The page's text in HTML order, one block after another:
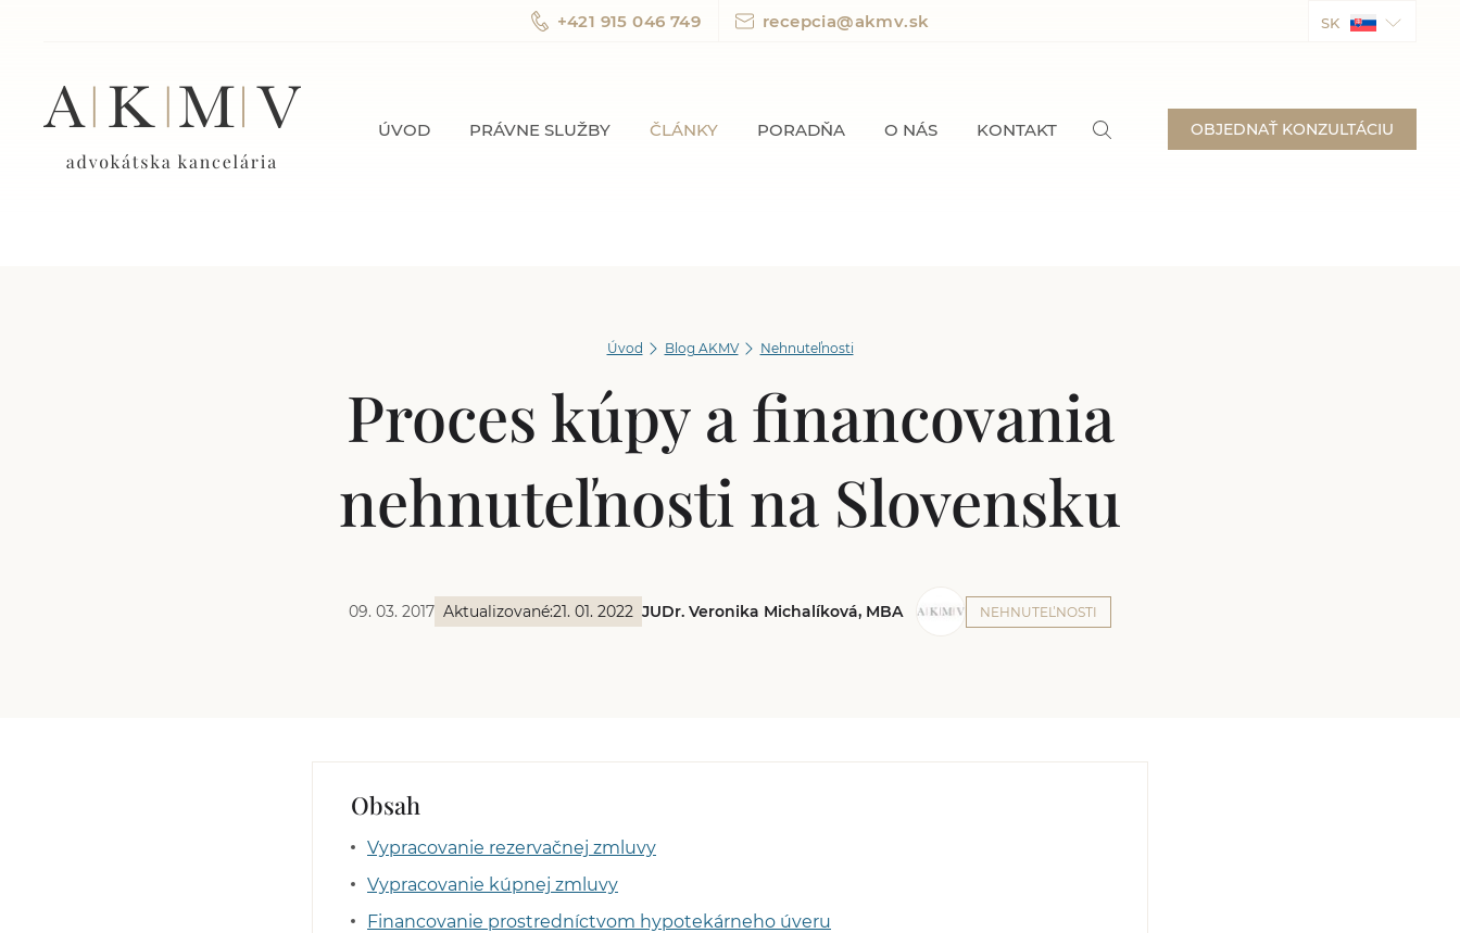
+421 915 046 749 recepcia@akmv.sk SK
ÚVOD PRÁVNE SLUŽBY ČLÁNKY PORADŇA O NÁS KONTAKT OBJEDNAŤ KONZULTÁCIU
Úvod Blog AKMV Nehnuteľnosti
Proces kúpy a financovania
nehnuteľnosti na Slovensku
09. 03. 2017 Aktualizované:21. 01. 2022 JUDr. Veronika Michalíková, MBA NEHNUTEĽNOSTI
Obsah
Vypracovanie rezervačnej zmluvy
Vypracovanie kúpnej zmluvy
Financovanie prostredníctvom hypotekárneho úveru